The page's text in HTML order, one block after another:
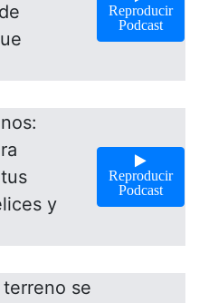
Reproducir
Podcast
y
Reproducir
Podcast
terreno se